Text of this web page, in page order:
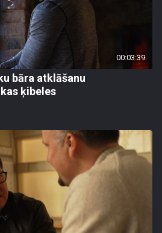
00:03:39
bāra atklāšanu
ķibeles